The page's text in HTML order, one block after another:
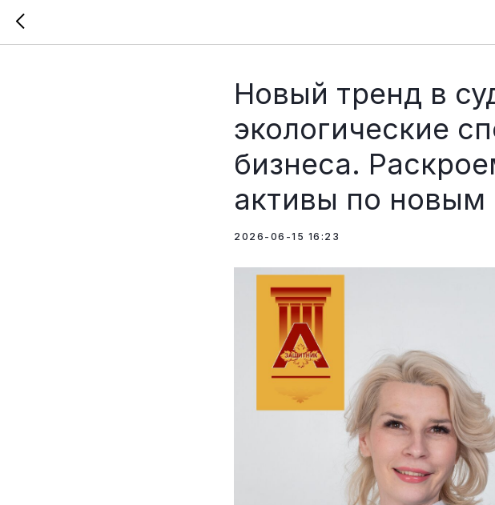
Новый тренд в
экологические
бизнеса.
активы по
2026-06-15 16:23